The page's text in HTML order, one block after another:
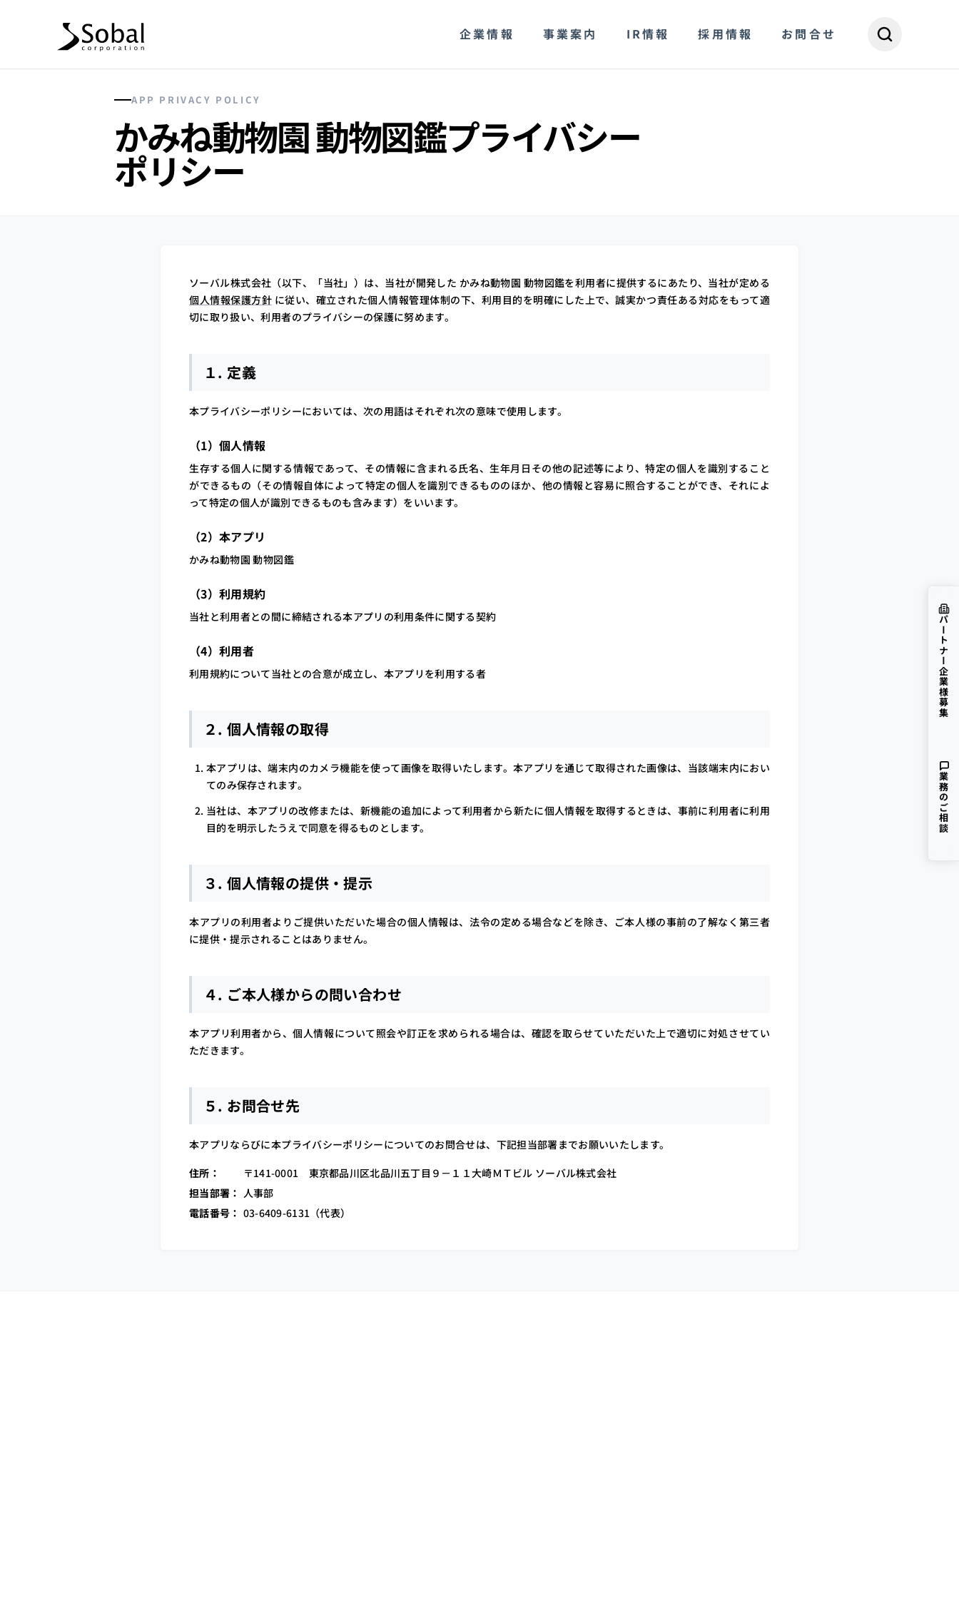
企業情報 事業案内 IR情報 採用情報 お問合せ
APP PRIVACY POLICY
かみね動物園 動物図鑑プライバシー
ポリシー
ソーバル株式会社（以下、「当社」）は、当社が開発した かみね動物園 動物図鑑を利用者に提供するにあたり、当社が定める
個人情報保護方針 に従い、確立された個人情報管理体制の下、利用目的を明確にした上で、誠実かつ責任ある対応をもって適
切に取り扱い、利用者のプライバシーの保護に努めます。
１. 定義
本プライバシーポリシーにおいては、次の用語はそれぞれ次の意味で使用します。
（1）個人情報
生存する個人に関する情報であって、その情報に含まれる氏名、生年月日その他の記述等により、特定の個人を識別すること
ができるもの（その情報自体によって特定の個人を識別できるもののほか、他の情報と容易に照合することができ、それによ
って特定の個人が識別できるものも含みます）をいいます。
（2）本アプリ
かみね動物園 動物図鑑
（3）利用規約
当社と利用者との間に締結される本アプリの利用条件に関する契約
（4）利用者
利用規約について当社との合意が成立し、本アプリを利用する者
２. 個人情報の取得
本アプリは、端末内のカメラ機能を使って画像を取得いたします。本アプリを通じて取得された画像は、当該端末内におい
てのみ保存されます。
当社は、本アプリの改修または、新機能の追加によって利用者から新たに個人情報を取得するときは、事前に利用者に利用
目的を明示したうえで同意を得るものとします。
３. 個人情報の提供・提示
本アプリの利用者よりご提供いただいた場合の個人情報は、法令の定める場合などを除き、ご本人様の事前の了解なく第三者
に提供・提示されることはありません。
４. ご本人様からの問い合わせ
本アプリ利用者から、個人情報について照会や訂正を求められる場合は、確認を取らせていただいた上で適切に対処させてい
ただきます。
５. お問合せ先
本アプリならびに本プライバシーポリシーについてのお問合せは、下記担当部署までお願いいたします。
住所：
〒141-0001 東京都品川区北品川五丁目９－１１大崎ＭＴビル ソーバル株式会社
担当部署： 人事部
電話番号： 03-6409-6131（代表）
パートナー企業様募集
業務のご相談